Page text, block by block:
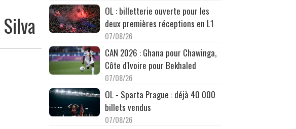
OL : billetterie ouverte pour les
deux premières réceptions en L1
07/08/26
CAN 2026 : Ghana pour Chawinga,
Côte d'Ivoire pour Bekhaled
07/08/26
OL - Sparta Prague : déjà 40 000
billets vendus
07/08/26